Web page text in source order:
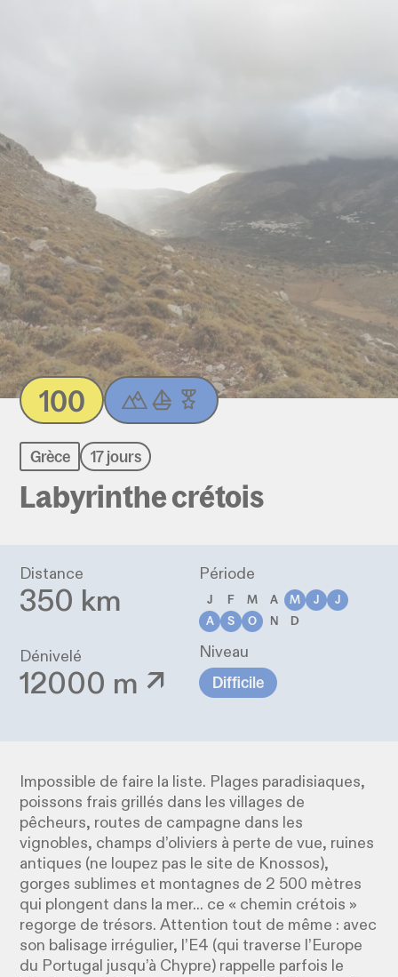
100
Grèce 17 jours
Labyrinthe crétois
Distance
350 km
Dénivelé
12000 m ↗
Période
J
F M A M J
J
A
S O N
D
Niveau
Difficile
Impossible de faire la liste. Plages paradisiaques,
poissons frais grillés dans les villages de
pêcheurs, routes de campagne dans les
vignobles, champs d’oliviers à perte de vue, ruines
antiques (ne loupez pas le site de Knossos),
gorges sublimes et montagnes de 2 500 mètres
qui plongent dans la mer... ce « chemin crétois »
regorge de trésors. Attention tout de même : avec
son balisage irrégulier, l’E4 (qui traverse l’Europe
du Portugal jusqu’à Chypre) rappelle parfois le